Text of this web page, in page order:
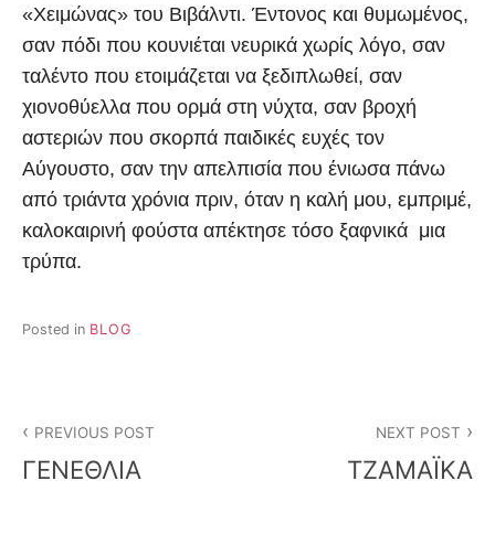
«Χειμώνας» του Βιβάλντι. Έντονος και θυμωμένος,
σαν πόδι που κουνιέται νευρικά χωρίς λόγο, σαν
ταλέντο που ετοιμάζεται να ξεδιπλωθεί, σαν
χιονοθύελλα που ορμά στη νύχτα, σαν βροχή
αστεριών που σκορπά παιδικές ευχές τον
Αύγουστο, σαν την απελπισία που ένιωσα πάνω
από τριάντα χρόνια πριν, όταν η καλή μου, εμπριμέ,
καλοκαιρινή φούστα απέκτησε τόσο ξαφνικά μια
τρύπα.
Posted in BLOG
navigation
PREVIOUS POST
ΓΕΝΕΘΛΙΑ
NEXT POST
TZAMAΪΚΑ